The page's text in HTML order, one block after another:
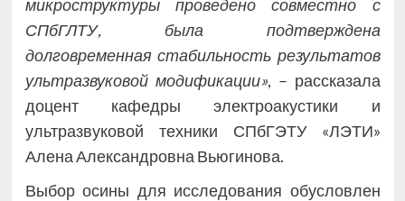
микроструктуры проведено совместно с
СПбГЛТУ, была подтверждена
долговременная стабильность результатов
ультразвуковой модификации», – рассказала
доцент кафедры электроакустики и
ультразвуковой техники СПбГЭТУ «ЛЭТИ»
Алена Александровна Вьюгинова.
Выбор осины для исследования обусловлен